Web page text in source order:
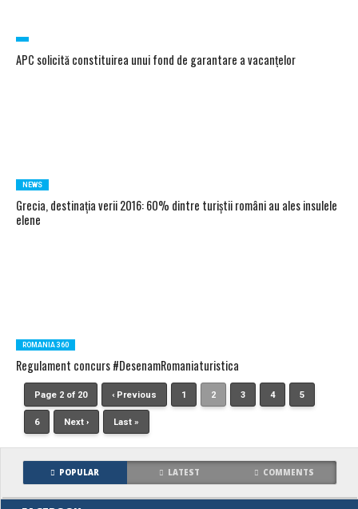
APC solicită constituirea unui fond de garantare a vacanțelor
NEWS
Grecia, destinația verii 2016: 60% dintre turiştii români au ales insulele
elene
ROMANIA 360
Regulament concurs #DesenamRomaniaturistica
Page 2 of 20 ‹ Previous 1 2 3 4 5
6 Next › Last »
POPULAR LATEST COMMENTS